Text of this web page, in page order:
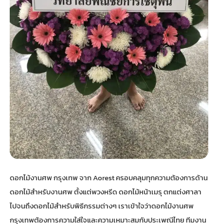
จัดดอกไม้หน้าโลง
ดอกไม้ศพ
ดอกไม้งานศพ ส่งด่วน
ดอกไม้งานศพ กรุงเทพ
ดอกไม้งานศพ ปากคลองตลาด
ร้านดอกไม้งานศพ ใกล้ฉัน
ดอกไม้งานศพ ราคาถูก
พวงหรีด ปากคลองตลาด
พวงหรีดราคาถูก
พวงหรีดดอกไม้สด
พวงหรีดดอกไม้สด ราคาถูก
สั่งพวงหรีด ออนไลน์
ส่งพวงหรีด ด่วน กรุงเทพ
ร้านพวงหรีด กรุงเทพ ส่งฟรี
ม้หน้าเมรุ
มรุ ราคาถูก
ม้หน้าเมรุ
ระดับเมรุ
มรุ ออนไลน์
มรุ ส่งด่วน
น้าเมรุ กรุงเทพ
พวงหรีดพัดลม ปากคลองตลาด
พวงหรีดพัดลม แบบสวยๆ
ขั้นตอนจัดงานศพ
จัดงานศพ ราคาถูก
ดอกไม้งานศพ กรุงเทพ จาก Aorest ครอบคลุมทุกความต้องการด้าน
ดอกไม้สำหรับงานศพ ตั้งแต่พวงหรีด ดอกไม้หน้าเมรุ ตกแต่งศาลา
ไปจนถึงดอกไม้สำหรับพิธีกรรมต่างๆ เราเข้าใจว่าดอกไม้งานศพ
กรุงเทพต้องการความใส่ใจและความเหมาะสมกับประเพณีไทย ทีมงาน